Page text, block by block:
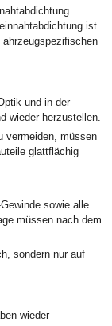
ist
und in der
wieder herzustellen.
vermeiden, müssen
glattflächig
sowie alle
müssen nach dem
sondern nur auf
wieder